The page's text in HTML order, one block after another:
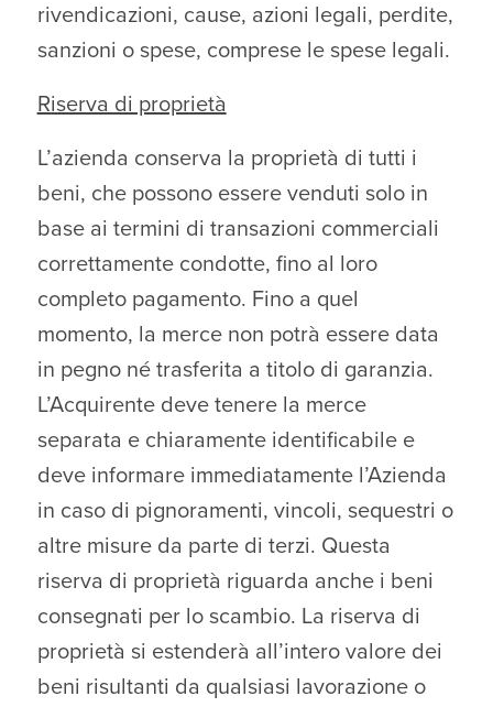
rivendicazioni, cause, azioni legali, perdite,
sanzioni o spese, comprese le spese legali.
Riserva di proprietà
L’azienda conserva la proprietà di tutti i
beni, che possono essere venduti solo in
base ai termini di transazioni commerciali
correttamente condotte, fino al loro
completo pagamento. Fino a quel
momento, la merce non potrà essere data
in pegno né trasferita a titolo di garanzia.
L’Acquirente deve tenere la merce
separata e chiaramente identificabile e
deve informare immediatamente l’Azienda
in caso di pignoramenti, vincoli, sequestri o
altre misure da parte di terzi. Questa
riserva di proprietà riguarda anche i beni
consegnati per lo scambio. La riserva di
proprietà si estenderà all’intero valore dei
beni risultanti da qualsiasi lavorazione o